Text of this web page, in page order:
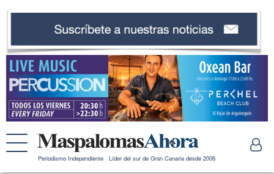
Periodismo Independiente · Líder del sur de Gran Canaria desde 2006